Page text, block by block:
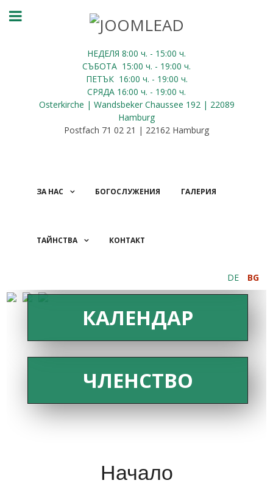
НЕДЕЛЯ 8:00 ч. - 15:00 ч.
СЪБОТА 15:00 ч. - 19:00 ч.
ПЕТЪК 16:00 ч. - 19:00 ч.
СРЯДА 16:00 ч. - 19:00 ч.
Osterkirche | Wandsbeker Chaussee 192 | 22089
Hamburg
Postfach 71 02 21 | 22162 Hamburg
ЗА НАС БОГОСЛУЖЕНИЯ ГАЛЕРИЯ
ТАЙНСТВА КОНТАКТ
DE BG
КАЛЕНДАР
ЧЛЕНСТВО
Начало